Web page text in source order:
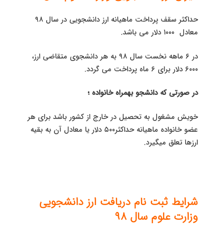
حداکثر سقف پرداخت ماهیانه ارز دانشجویی در سال ۹۸
معادل ۱۰۰۰ دلار می باشد.
در ۶ ماهه نخست سال ۹۸ به هر دانشجوی متقاضی ارز،
۶۰۰۰ دلار برای ۶ ماه پرداخت می گردد.
در صورتی که دانشجو بهمراه خانواده ؛
خویش مشغول به تحصیل در خارج از کشور باشد برای هر
عضو خانواده ماهیانه حداکثر۵۰۰ دلار یا معادل آن به بقیه
ارز‌ها تعلق میگیرد.
شرایط ثبت‌ نام دریافت ارز دانشجویی
وزارت علوم سال ۹۸